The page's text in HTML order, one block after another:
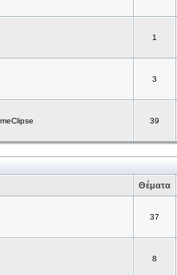
1
3
39
Θέματα
37
8